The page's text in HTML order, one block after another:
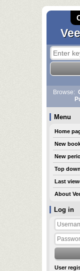
Log in
User
Browse:
Menu
Home
New
New
Top
Last
About